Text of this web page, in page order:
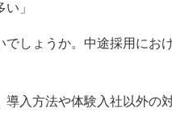
」
しょうか。中途採用にお
入方法や体験入社以外の